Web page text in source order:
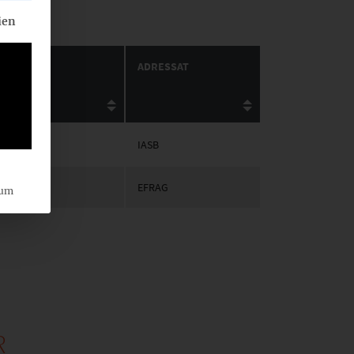
ADRESSAT
IASB
EFRAG
kann. Die erste Service-Gruppe ist essenziell und